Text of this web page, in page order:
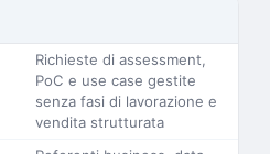
Richieste di assessment,
PoC e use case gestite
senza fasi di lavorazione e
vendita strutturata